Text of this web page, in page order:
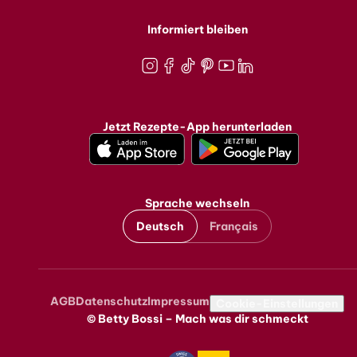
Informiert bleiben
Jetzt Rezepte-App herunterladen
Sprache wechseln
Deutsch
Français
Metanavigation
AGBDatenschutzImpressum
© Betty Bossi – Mach was dir schmeckt